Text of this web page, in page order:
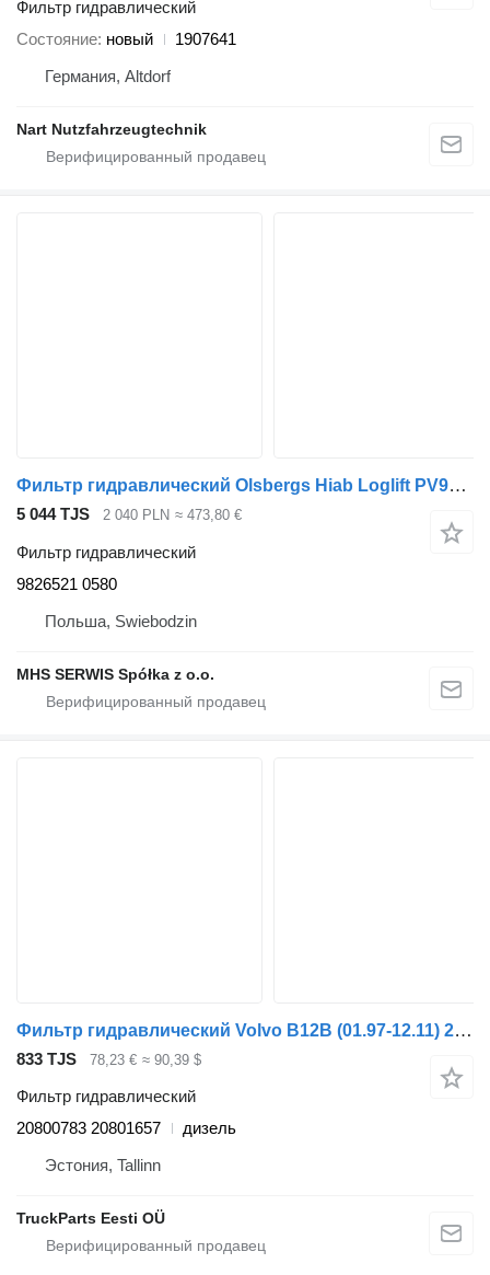
Фильтр гидравлический
Состояние новый
1907641
Германия, Altdorf
Nart Nutzfahrzeugtechnik
Фильтр гидравлический Olsbergs Hiab Loglift PV91/PV90 9826521 0580 для крана-манипулятора
5 044 TJS 2 040 PLN ≈ 473,80 €
Фильтр гидравлический
9826521 0580
Польша, Swiebodzin
MHS SERWIS Spółka z o.o.
Фильтр гидравлический Volvo B12B (01.97-12.11) 20800783 для автобуса Volvo B6, B7, B9, B10, B12 bus (1978-2011)
833 TJS 78,23 € ≈ 90,39 $
Фильтр гидравлический
20800783 20801657
дизель
Эстония, Tallinn
TruckParts Eesti OÜ